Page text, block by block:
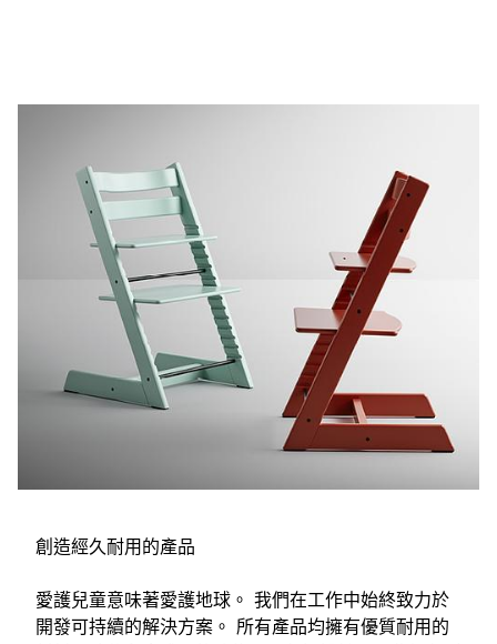
創造經久耐用的產品
愛護兒童意味著愛護地球。 我們在工作中始終致力於
開發可持續的解決方案。 所有產品均擁有優質耐用的